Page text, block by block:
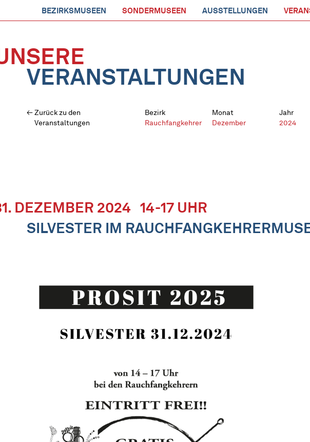
BEZIRKSMUSEEN SONDERMUSEEN AUSSTELLUNGEN
VERANSTALTUNGEN
Zurück zu den
Veranstaltungen
Bezirk
Rauchfangkehrer
Monat
Dezember
Jahr
2024
DEZEMBER 2024 14-17 UHR
SILVESTER IM